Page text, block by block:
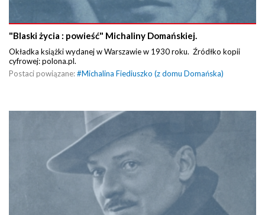
"Blaski życia : powieść" Michaliny Domańskiej.
Okładka książki wydanej w Warszawie w 1930 roku. Źródłko kopii
cyfrowej: polona.pl.
Postaci powiązane:#Michalina Fiediuszko (z domu Domańska)